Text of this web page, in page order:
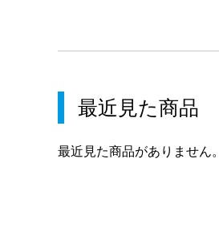
最近見た商品
最近見た商品がありません。